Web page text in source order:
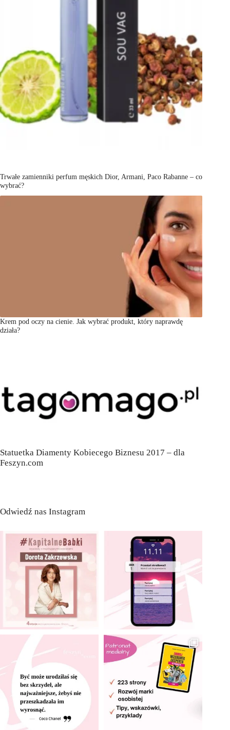
Trwałe zamienniki perfum męskich Dior, Armani, Paco Rabanne – co
wybrać?
Krem pod oczy na cienie. Jak wybrać produkt, który naprawdę
działa?
Statuetka Diamenty Kobiecego Biznesu 2017 – dla
Feszyn.com
Odwiedź nas Instagram